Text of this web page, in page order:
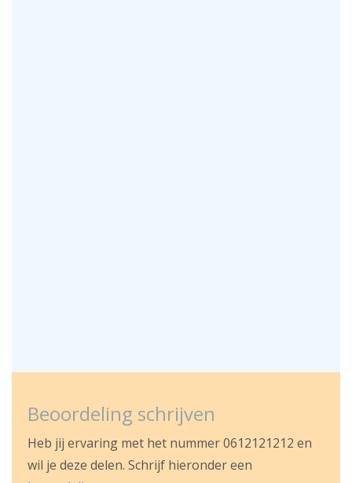
Beoordeling schrijven
Heb jij ervaring met het nummer 0612121212 en
wil je deze delen. Schrijf hieronder een